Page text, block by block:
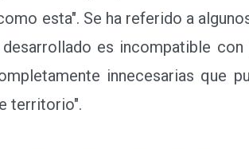
esta". Se ha referido a
es incompatible
innecesarias que
territorio".